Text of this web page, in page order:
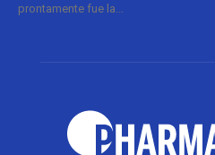
prontamente fue la...